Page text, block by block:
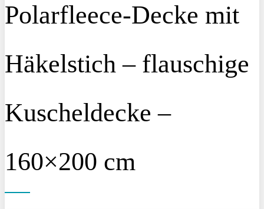
Polarfleece-Decke mit
Häkelstich – flauschige
Kuscheldecke –
160×200 cm